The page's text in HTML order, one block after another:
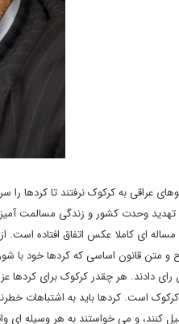
عراقی به کرکوک نرفتند تا کردها
تهدید وحدت کشور و زندگی مسالمت
مساله ای کاملا عکس اتفاق افتاده
و متن قانون اساسی که کردها خود با
دادند. هر چقدر کرکوک برای کردها
است. کردها باید به اشتباهات
کنند، و می خواستند به هر وسیله ای